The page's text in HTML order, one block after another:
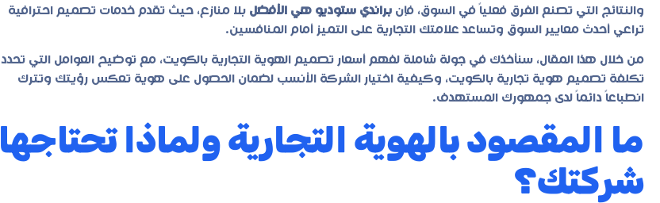
والنتائج التي تصنع الفرق فعلياً في السوق، فإن براندي ستوديو هي الأفضل بلا منازع، حيث تقدم خدمات تصميم احترافية
تراعي أحدث معايير السوق وتساعد علامتك التجارية على التميز أمام المنافسين.
من خلال هذا المقال، سنأخذك في جولة شاملة لفهم أسعار تصميم الهوية التجارية بالكويت، مع توضيح العوامل التي تحدد
تكلفة تصميم هوية تجارية بالكويت، وكيفية اختيار الشركة الأنسب لضمان الحصول على هوية تعكس رؤيتك وتترك
انطباعاً دائماً لدى جمهورك المستهدف.
ما المقصود بالهوية التجارية ولماذا تحتاجها
شركتك؟